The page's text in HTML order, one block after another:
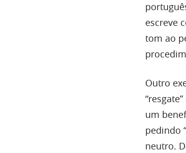
escreve
tom ao
Outro
“resgate”
um
pedindo
neutro.